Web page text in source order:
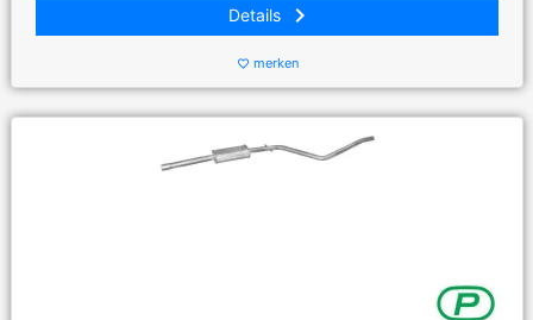
Details keyboard_arrow_right
favorite_border merken